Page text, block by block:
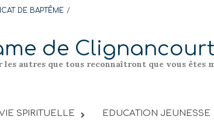
DE BAPTÊME
de Clignancourt
les autres que tous reconnaîtront que vous êtes
SPIRITUELLE EDUCATION JEUNESSE